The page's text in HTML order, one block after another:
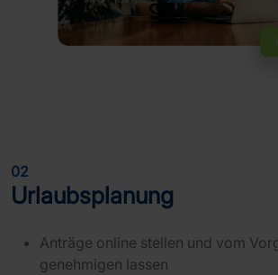
02
Urlaubsplanung
Anträge online stellen und vom
genehmigen lassen